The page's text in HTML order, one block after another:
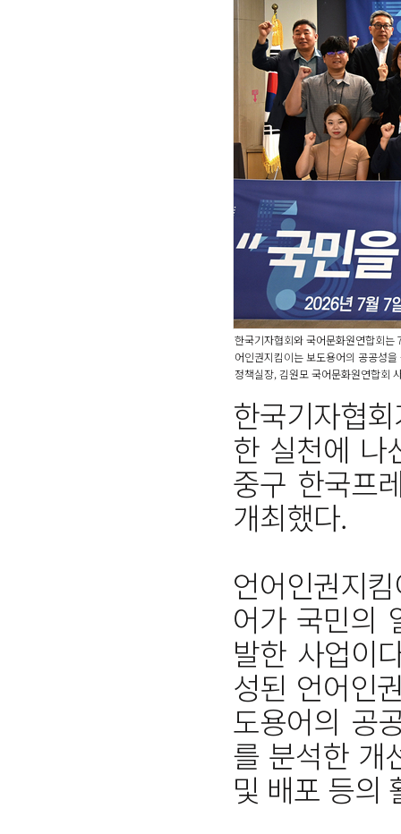
한국기자협회와 국어문화원연합회는
어인권지킴이는 보도용어의 공공성
정책실장, 김원모 국어문화원연합회
한국기자협
한 실천에 나
중구 한국프
개최했다.
언어인권지
어가 국민의
발한 사업이
성된 언어인
도용어의 공
를 분석한 개
및 배포 등의